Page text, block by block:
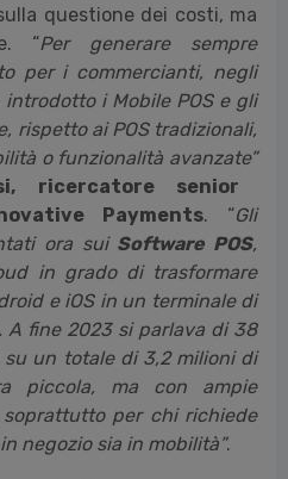
questione dei costi, ma
“Per generare sempre
per i commercianti, negli
i Mobile POS e gli
rispetto ai POS tradizionali,
o funzionalità avanzate”
ricercatore senior
Payments. “Gli
ora sui Software POS,
in grado di trasformare
e iOS in un terminale di
A fine 2023 si parlava di 38
su un totale di 3,2 milioni di
piccola, ma con ampie
per chi richiede
negozio sia in mobilità”.